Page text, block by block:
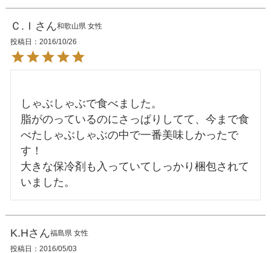
Ｃ.Ｉ 和歌山県 女性
投稿日
2016/10/26
しゃぶしゃぶで食べました。
脂がのっているのにさっぱりしてて、今まで食
べたしゃぶしゃぶの中で一番美味しかったで
す！
大きな保冷剤も入っていてしっかり梱包されて
K.H 福島県 女性
投稿日
2016/05/03